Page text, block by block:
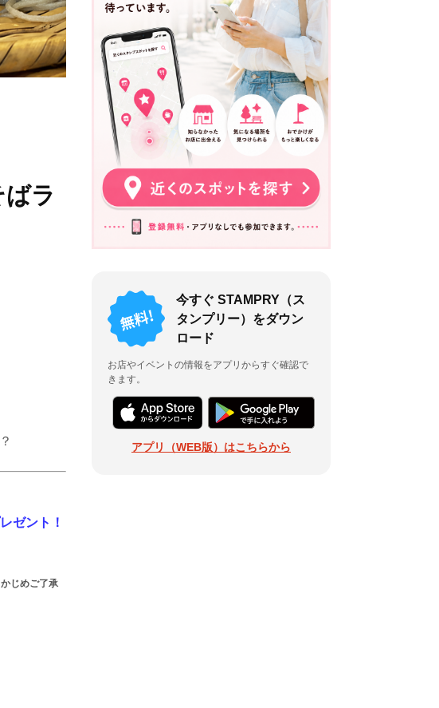
ばラ
ゼント！
じめご了承
今すぐ STAMPRY（ス
タンプリー）をダウン
ロード
お店やイベントの情報をアプリからすぐ確認で
きます。
アプリ（WEB版）はこちらから